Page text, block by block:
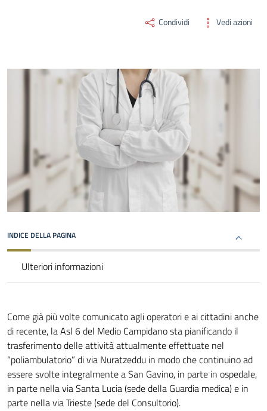
Condividi Vedi azioni
INDICE DELLA PAGINA
Ulteriori informazioni
Come già più volte comunicato agli operatori e ai cittadini anche
di recente, la Asl 6 del Medio Campidano sta pianificando il
trasferimento delle attività attualmente effettuate nel
“poliambulatorio” di via Nuratzeddu in modo che continuino ad
essere svolte integralmente a San Gavino, in parte in ospedale,
in parte nella via Santa Lucia (sede della Guardia medica) e in
parte nella via Trieste (sede del Consultorio).